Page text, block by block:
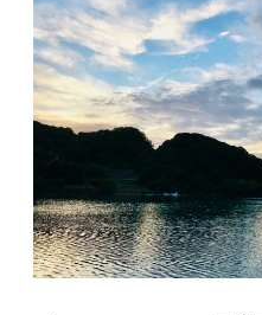
テーマ
ライブ・スケジュー
オンライン・ショッ
ギャラリー